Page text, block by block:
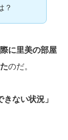
？
に里美の部屋
のだ。
きない状況」